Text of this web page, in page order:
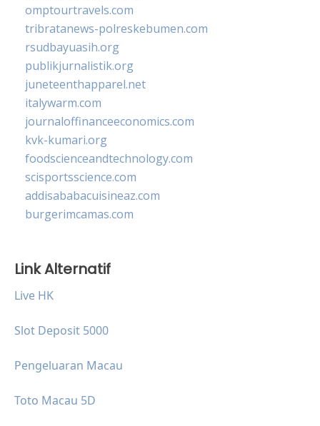
omptourtravels.com
tribratanews-polreskebumen.com
rsudbayuasih.org
publikjurnalistik.org
juneteenthapparel.net
italywarm.com
journaloffinanceeconomics.com
kvk-kumari.org
foodscienceandtechnology.com
scisportsscience.com
addisababacuisineaz.com
burgerimcamas.com
Link Alternatif
Live HK
Slot Deposit 5000
Pengeluaran Macau
Toto Macau 5D